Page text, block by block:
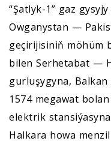
“Şatlyk-1” gaz
Owganystan —
geçirijisiniň möhüm
bilen Serhetabat —
gurluşygyna,
1574 megawat
elektrik
Halkara howa